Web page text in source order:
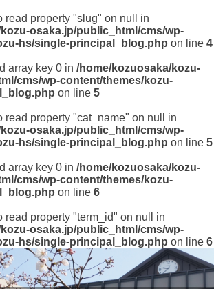
read property "slug" on null in
osaka.jp/public_html/cms/wp-
hs/single-principal_blog.php on line 4
array key 0 in /home/kozuosaka/kozu-
cms/wp-content/themes/kozu-
on line 5
read property "cat_name" on null in
osaka.jp/public_html/cms/wp-
hs/single-principal_blog.php on line 5
array key 0 in /home/kozuosaka/kozu-
cms/wp-content/themes/kozu-
on line 6
read property "term_id" on null in
osaka.jp/public_html/cms/wp-
hs/single-principal_blog.php on line 6